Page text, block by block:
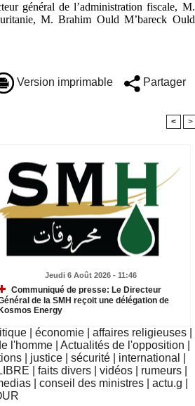
général de l’administration fiscale, M.
M. Brahim Ould M’bareck Ould
Version imprimable Partager
< >
Jeudi 6 Août 2026 - 11:46
Communiqué de presse: Le Directeur
de la SMH reçoit une délégation de
Kosmos Energy
économie affaires religieuses
l'homme Actualités de l'opposition
justice sécurité international
faits divers vidéos rumeurs
conseil des ministres actu.g